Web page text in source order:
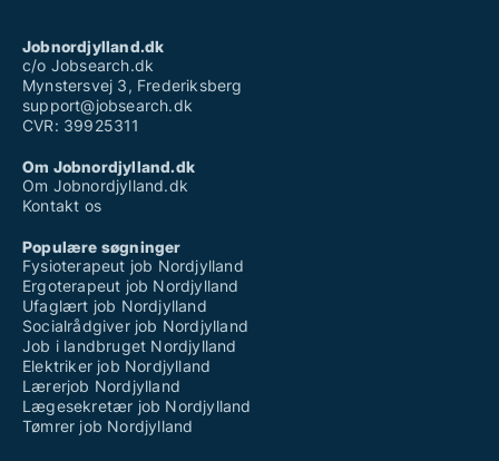
Jobnordjylland.dk
c/o Jobsearch.dk
Mynstersvej 3, Frederiksberg
support@jobsearch.dk
CVR: 39925311
Om Jobnordjylland.dk
Om Jobnordjylland.dk
Kontakt os
Populære søgninger
Fysioterapeut job Nordjylland
Ergoterapeut job Nordjylland
Ufaglært job Nordjylland
Socialrådgiver job Nordjylland
Job i landbruget Nordjylland
Elektriker job Nordjylland
Lærerjob Nordjylland
Lægesekretær job Nordjylland
Tømrer job Nordjylland